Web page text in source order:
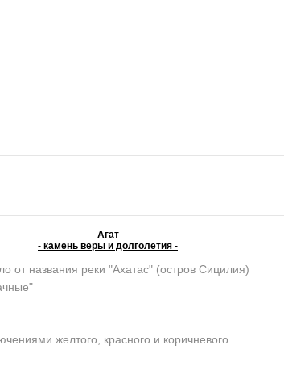
Агат
- камень веры и долголетия -
от названия реки "Ахатас" (остров Сицилия)
желтого, красного и коричневого